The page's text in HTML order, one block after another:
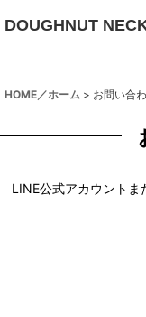
DOUGHNUT
HOME／ホーム > お問い合
LINE公式アカウント